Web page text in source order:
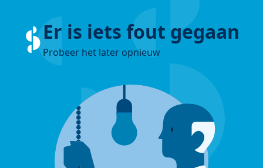
Er is iets fout gegaan
Probeer het later opnieuw